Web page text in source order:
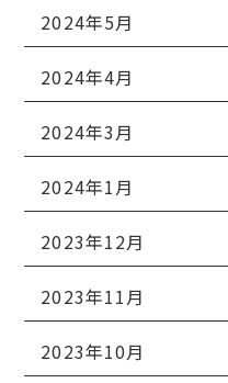
2024年5月
2024年4月
2024年3月
2024年1月
2023年12月
2023年11月
2023年10月